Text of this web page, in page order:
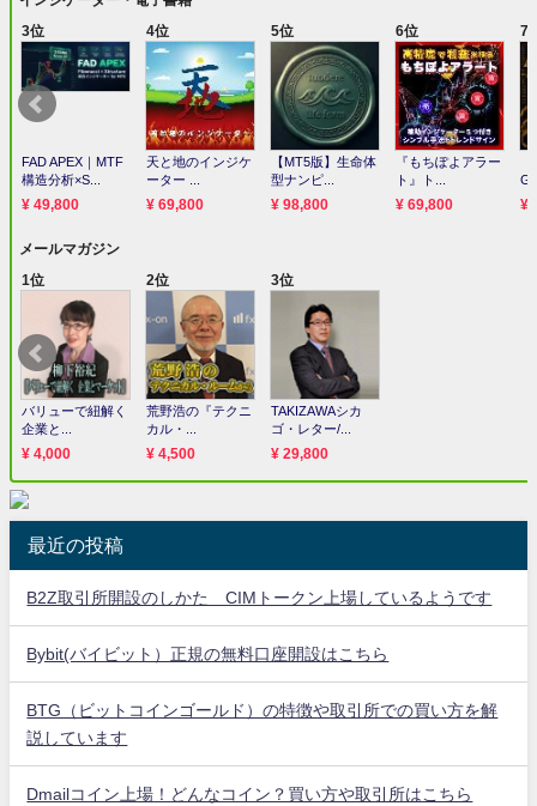
最近の投稿
B2Z取引所開設のしかた CIMトークン上場しているようです
Bybit(バイビット）正規の無料口座開設はこちら
BTG（ビットコインゴールド）の特徴や取引所での買い方を解
説しています
Dmailコイン上場！どんなコイン？買い方や取引所はこちら